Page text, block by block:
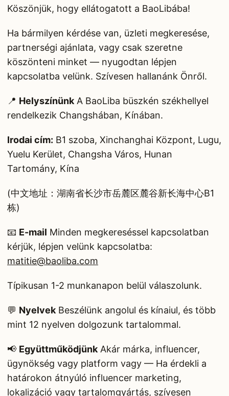
Köszönjük, hogy ellátogatott a BaoLibába!
Ha bármilyen kérdése van, üzleti megkeresése,
partnerségi ajánlata, vagy csak szeretne
köszönteni minket — nyugodtan lépjen
kapcsolatba velünk. Szívesen hallanánk Önről.
📍 Helyszínünk A BaoLiba büszkén székhellyel
rendelkezik Changshában, Kínában.
Irodai cím: B1 szoba, Xinchanghai Központ, Lugu,
Yuelu Kerület, Changsha Város, Hunan
Tartomány, Kína
(中文地址：湖南省长沙市岳麓区麓谷新长海中心B1
栋)
📧 E-mail Minden megkereséssel kapcsolatban
kérjük, lépjen velünk kapcsolatba:
matitie@baoliba.com
Típikusan 1-2 munkanapon belül válaszolunk.
💬 Nyelvek Beszélünk angolul és kínaiul, és több
mint 12 nyelven dolgozunk tartalommal.
📢 Együttműködjünk Akár márka, influencer,
ügynökség vagy platform vagy — Ha érdekli a
határokon átnyúló influencer marketing,
lokalizáció vagy tartalomgyártás, szívesen